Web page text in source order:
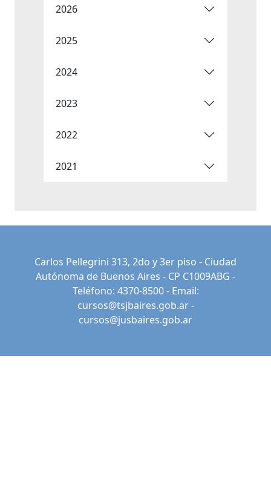
2026
2025
2024
2023
2022
2021
Carlos Pellegrini 313, 2do y 3er piso - Ciudad
Autónoma de Buenos Aires - CP C1009ABG -
Teléfono: 4370-8500 - Email:
cursos@tsjbaires.gob.ar-
cursos@jusbaires.gob.ar